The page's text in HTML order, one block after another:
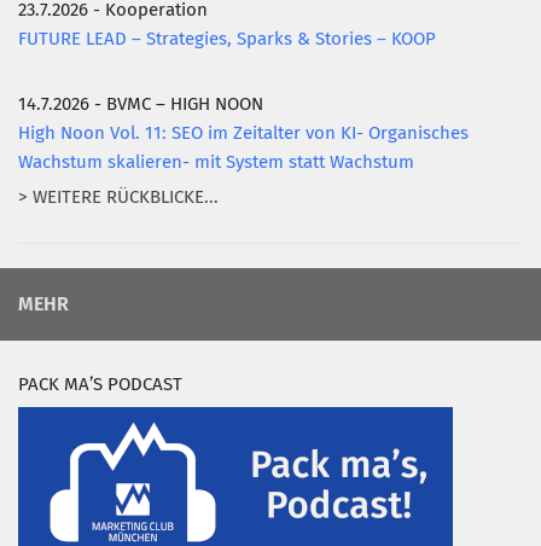
23.7.2026 - Kooperation
FUTURE LEAD – Strategies, Sparks & Stories – KOOP
14.7.2026 - BVMC – HIGH NOON
High Noon Vol. 11: SEO im Zeitalter von KI- Organisches
Wachstum skalieren- mit System statt Wachstum
> WEITERE RÜCKBLICKE...
MEHR
PACK MA’S PODCAST